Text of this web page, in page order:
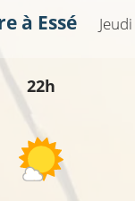
à Essé
22h